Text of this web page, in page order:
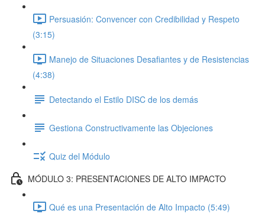
Persuasión: Convencer con Credibilidad y Respeto
(3:15)
Manejo de Situaciones Desafiantes y de Resistencias
(4:38)
Detectando el Estilo DISC de los demás
Gestiona Constructivamente las Objeciones
Quiz del Módulo
MÓDULO 3: PRESENTACIONES DE ALTO IMPACTO
Qué es una Presentación de Alto Impacto (5:49)